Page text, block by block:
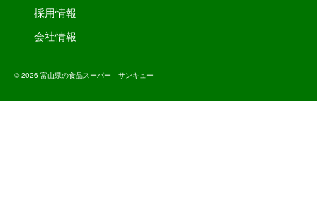
採用情報
会社情報
© 2026 富山県の食品スーパー サンキュー